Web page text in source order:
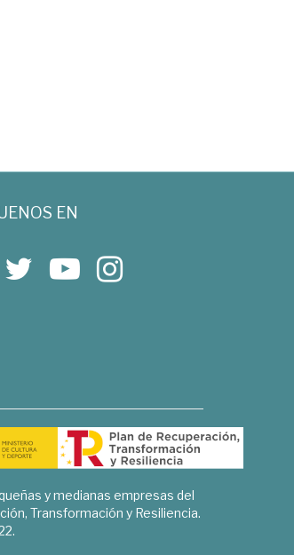
EN
y medianas empresas del
Transformación y Resiliencia.